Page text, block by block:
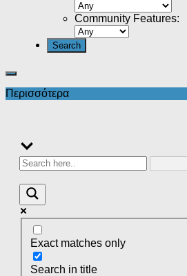
Community Features:
Περισσότερα
Exact matches only
Search in title